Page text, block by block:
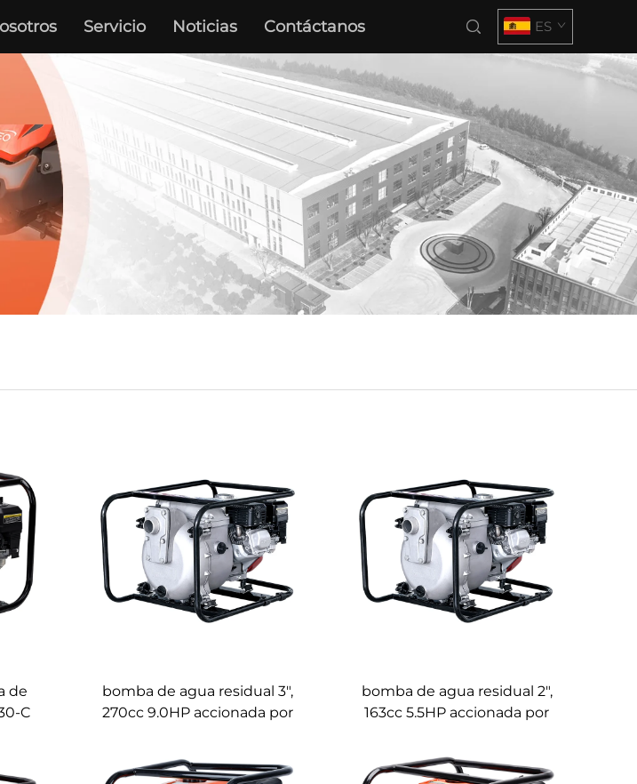
Servicio Noticias Contáctanos ES
de
C
bomba de agua residual 3",
270cc 9.0HP accionada por
bomba de agua residual 2",
163cc 5.5HP accionada por